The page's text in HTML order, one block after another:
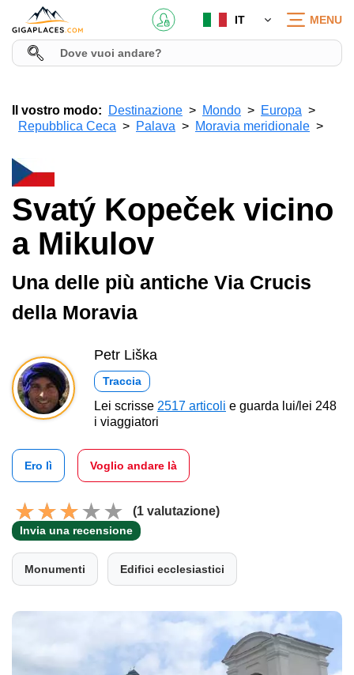
IT MENU
Il vostro modo: Destinazione Mondo
Europa
Repubblica Ceca
Palava Moravia meridionale
Svatý Kopeček vicino
a Mikulov
Una delle più antiche Via Crucis
della Moravia
Petr Liška
Traccia
Lei scrisse 2517 articoli e guarda lui/lei 248
i viaggiatori
Ero lì Voglio andare là
(1 valutazione)
Invia una recensione
Monumenti Edifici ecclesiastici